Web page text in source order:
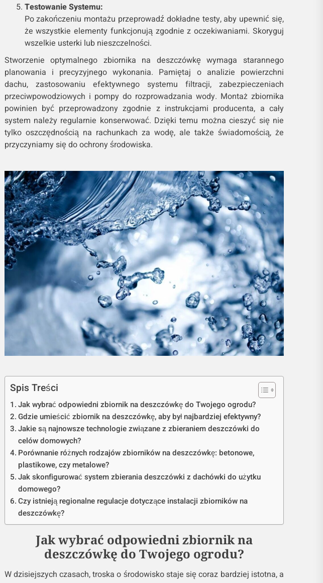
Testowanie Systemu:
Po zakończeniu montażu przeprowadź dokładne testy, aby upewnić się,
że wszystkie elementy funkcjonują zgodnie z oczekiwaniami. Skoryguj
wszelkie usterki lub nieszczelności.
Stworzenie optymalnego zbiornika na deszczówkę wymaga starannego
planowania i precyzyjnego wykonania. Pamiętaj o analizie powierzchni
dachu, zastosowaniu efektywnego systemu filtracji, zabezpieczeniach
przeciwpowodziowych i pompy do rozprowadzania wody. Montaż zbiornika
powinien być przeprowadzony zgodnie z instrukcjami producenta, a cały
system należy regularnie konserwować. Dzięki temu można cieszyć się nie
tylko oszczędnością na rachunkach za wodę, ale także świadomością, że
przyczyniamy się do ochrony środowiska.
Spis Treści
Jak wybrać odpowiedni zbiornik na deszczówkę do Twojego ogrodu?
Gdzie umieścić zbiornik na deszczówkę, aby był najbardziej efektywny?
Jakie są najnowsze technologie związane z zbieraniem deszczówki do
celów domowych?
Porównanie różnych rodzajów zbiorników na deszczówkę: betonowe,
plastikowe, czy metalowe?
Jak skonfigurować system zbierania deszczówki z dachówki do użytku
domowego?
Czy istnieją regionalne regulacje dotyczące instalacji zbiorników na
deszczówkę?
Jak wybrać odpowiedni zbiornik na
deszczówkę do Twojego ogrodu?
W dzisiejszych czasach, troska o środowisko staje się coraz bardziej istotna, a